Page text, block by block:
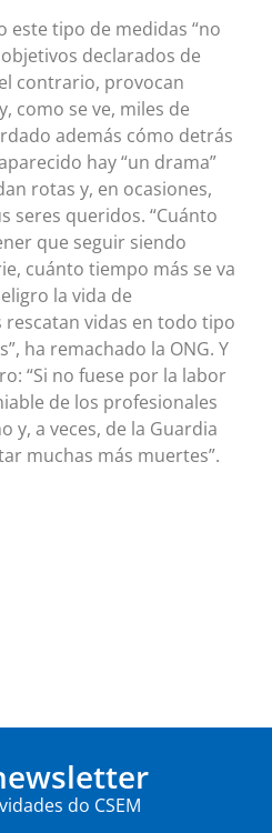
este tipo de medidas “no
declarados de
contrario, provocan
como se ve, miles de
además cómo detrás
hay “un drama”
rotas y, en ocasiones,
seres queridos. “Cuánto
que seguir siendo
cuánto tiempo más se va
la vida de
vidas en todo tipo
ha remachado la ONG. Y
“Si no fuese por la labor
de los profesionales
y, a veces, de la Guardia
muchas más muertes”.
do CSEM